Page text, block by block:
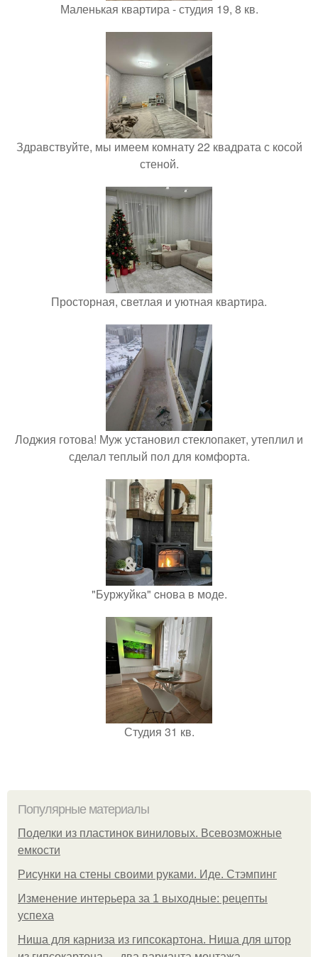
Маленькая квартира - студия 19, 8 кв.
Здравствуйте, мы имеем комнату 22 квадрата с косой
стеной.
Просторная, светлая и уютная квартира.
Лоджия готова! Муж установил стеклопакет, утеплил и
сделал теплый пол для комфорта.
"Буржуйка" cнова в моде.
Студия 31 кв.
Популярные материалы
Поделки из пластинок виниловых. Всевозможные
емкости
Рисунки на стены своими руками. Иде. Стэмпинг
Изменение интерьера за 1 выходные: рецепты
успеха
Ниша для карниза из гипсокартона. Ниша для штор